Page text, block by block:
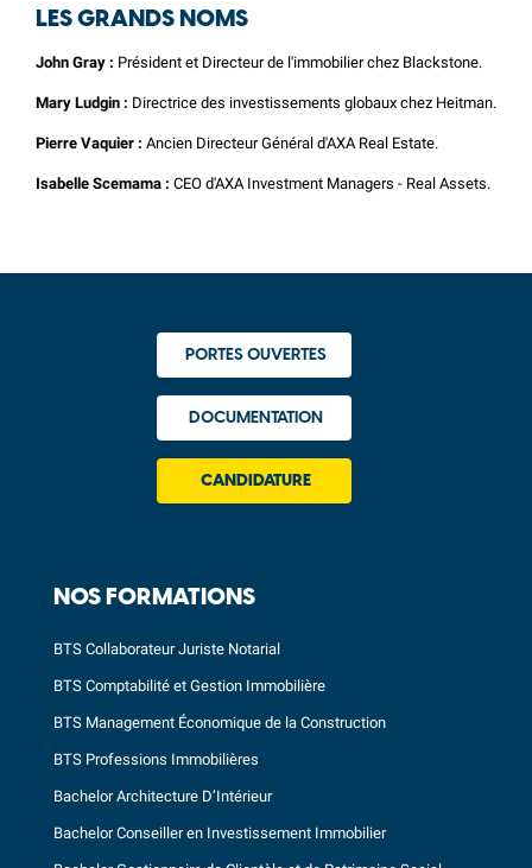
LES GRANDS NOMS
John Gray : Président et Directeur de l'immobilier chez Blackstone.
Mary Ludgin : Directrice des investissements globaux chez Heitman.
Pierre Vaquier : Ancien Directeur Général d'AXA Real Estate.
Isabelle Scemama : CEO d'AXA Investment Managers - Real Assets.
PORTES OUVERTES
DOCUMENTATION
CANDIDATURE
NOS FORMATIONS
BTS Collaborateur Juriste Notarial
BTS Comptabilité et Gestion Immobilière
BTS Management Économique de la Construction
BTS Professions Immobilières
Bachelor Architecture D’Intérieur
Bachelor Conseiller en Investissement Immobilier